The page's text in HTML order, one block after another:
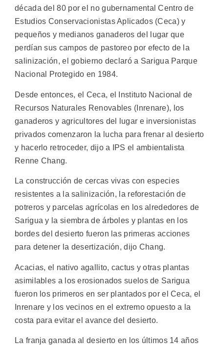
década del 80 por el no gubernamental Centro de
Estudios Conservacionistas Aplicados (Ceca) y
pequeños y medianos ganaderos del lugar que
perdían sus campos de pastoreo por efecto de la
salinización, el gobierno declaró a Sarigua Parque
Nacional Protegido en 1984.
Desde entonces, el Ceca, el Instituto Nacional de
Recursos Naturales Renovables (Inrenare), los
ganaderos y agricultores del lugar e inversionistas
privados comenzaron la lucha para frenar al desierto
y hacerlo retroceder, dijo a IPS el ambientalista
Renne Chang.
La construcción de cercas vivas con especies
resistentes a la salinización, la reforestación de
potreros y parcelas agrícolas en los alrededores de
Sarigua y la siembra de árboles y plantas en los
bordes del desierto fueron las primeras acciones
para detener la desertización, dijo Chang.
Acacias, el nativo agallito, cactus y otras plantas
asimilables a los erosionados suelos de Sarigua
fueron los primeros en ser plantados por el Ceca, el
Inrenare y los vecinos en el extremo opuesto a la
costa para evitar el avance del desierto.
La franja ganada al desierto en los últimos 14 años